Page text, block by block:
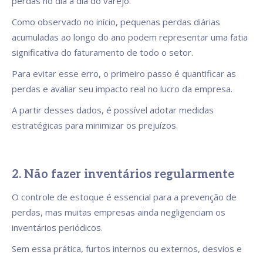
Como observado no início, pequenas perdas diárias
acumuladas ao longo do ano podem representar uma fatia
significativa do faturamento de todo o setor.
Para evitar esse erro, o primeiro passo é quantificar as
perdas e avaliar seu impacto real no lucro da empresa.
A partir desses dados, é possível adotar medidas
estratégicas para minimizar os prejuízos.
2. Não fazer inventários regularmente
O controle de estoque é essencial para a prevenção de
perdas, mas muitas empresas ainda negligenciam os
inventários periódicos.
Sem essa prática, furtos internos ou externos, desvios e